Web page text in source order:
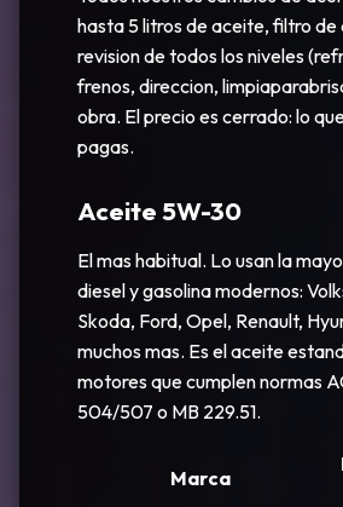
hasta 5 litros de aceite, filtro de
revision de todos los niveles
frenos, direccion,
obra. El precio es cerrado: lo
pagas.
Aceite 5W-30
El mas habitual. Lo usan la
diesel y gasolina modernos:
Skoda, Ford, Opel, Renault,
muchos mas. Es el aceite
motores que cumplen normas
504/507 o MB 229.51.
Marca